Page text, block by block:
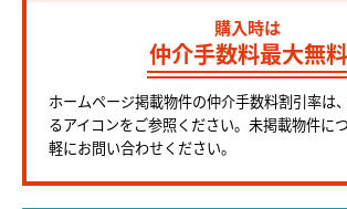
購入時は
仲介手数料最大無料
ホームページ掲載物件の仲介手数料割引率は
るアイコンをご参照ください。未掲載物件に
軽にお問い合わせください。